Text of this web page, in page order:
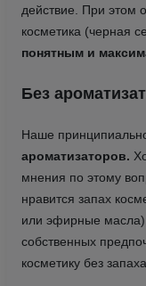
действие. При этом
косметика (черная
понятным и
Без
Наше
ароматизаторов.
мнения по этому
нравится запах
или эфирные
собственных
косметику без запаха.